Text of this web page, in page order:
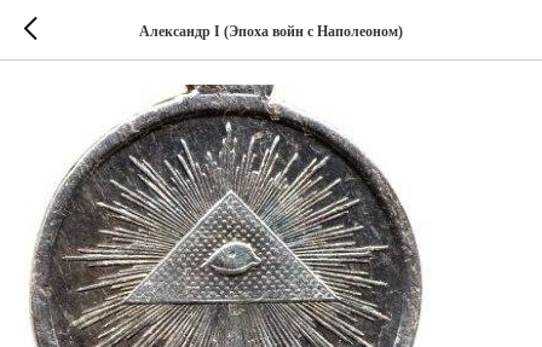
Александр I (Эпоха войн с Наполеоном)